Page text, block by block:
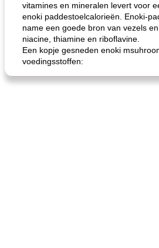
gemakkelijke rijst en hamburger een gerecht diner
vitamines en mineralen levert voor
enoki paddestoelcalorieën. Enoki-
name een goede bron van vezels
niacine, thiamine en riboflavine.
Een kopje gesneden enoki
voedingsstoffen: